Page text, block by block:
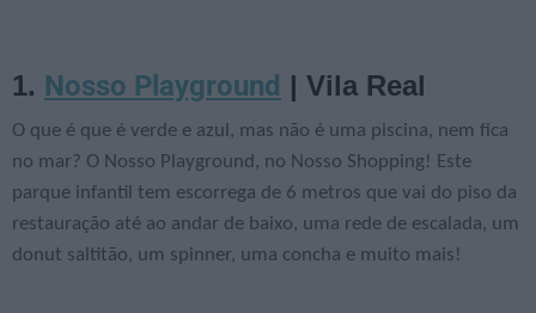
1. Nosso Playground | Vila Real
O que é que é verde e azul, mas não é uma piscina, nem fica
no mar? O Nosso Playground, no Nosso Shopping! Este
parque infantil tem escorrega de 6 metros que vai do piso da
restauração até ao andar de baixo, uma rede de escalada, um
donut saltitão, um spinner, uma concha e muito mais!